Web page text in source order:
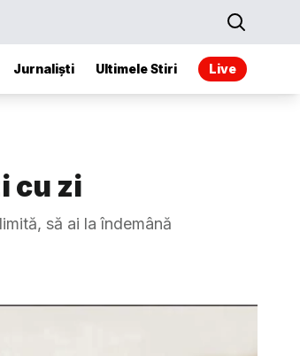
Jurnaliști Ultimele Stiri Live
cu zi
să ai la îndemână